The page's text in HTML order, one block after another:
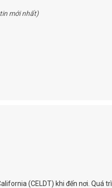
mới nhất)
(CELDT) khi đến nơi. Quá